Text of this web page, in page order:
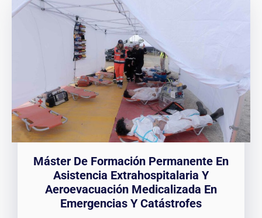
Máster De Formación Permanente En
Asistencia Extrahospitalaria Y
Aeroevacuación Medicalizada En
Emergencias Y Catástrofes